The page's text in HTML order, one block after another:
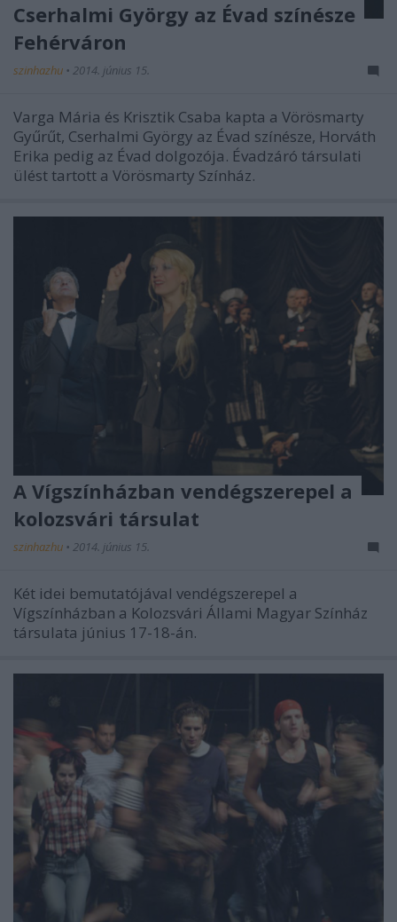
Cserhalmi György az Évad színésze
Fehérváron
szinhazhu • 2014. június 15.
Varga Mária és Krisztik Csaba kapta a Vörösmarty
Gyűrűt, Cserhalmi György az Évad színésze, Horváth
Erika pedig az Évad dolgozója. Évadzáró társulati
ülést tartott a Vörösmarty Színház.
A Vígszínházban vendégszerepel a
kolozsvári társulat
szinhazhu • 2014. június 15.
Két idei bemutatójával vendégszerepel a
Vígszínházban a Kolozsvári Állami Magyar Színház
társulata június 17-18-án.